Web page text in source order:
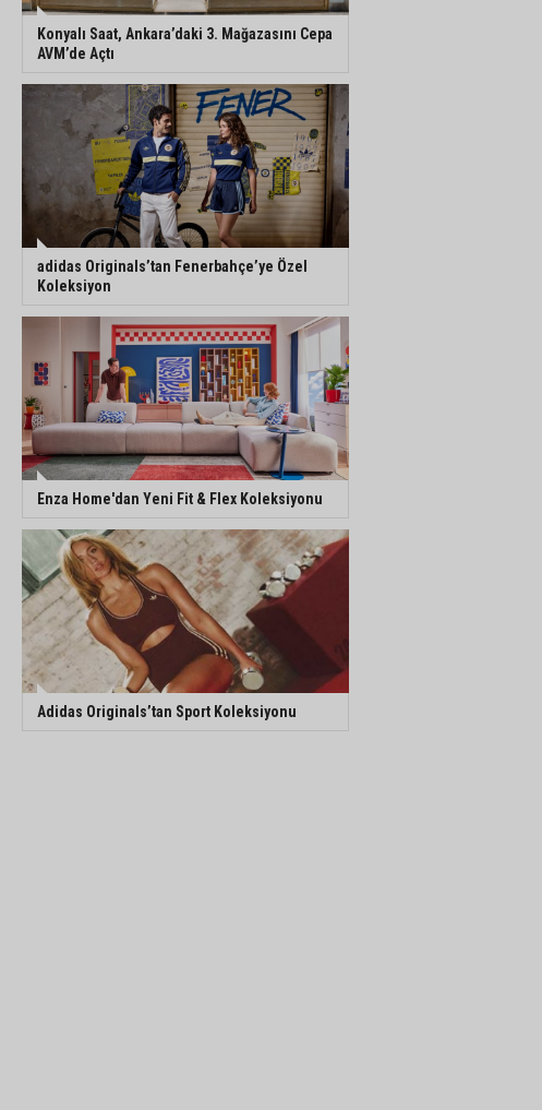
Konyalı Saat, Ankara’daki 3. Mağazasını Cepa
AVM’de Açtı
adidas Originals’tan Fenerbahçe’ye Özel
Koleksiyon
Enza Home'dan Yeni Fit & Flex Koleksiyonu
Adidas Originals’tan Sport Koleksiyonu